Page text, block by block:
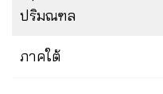
ปริมณฑล
ภาคใต้